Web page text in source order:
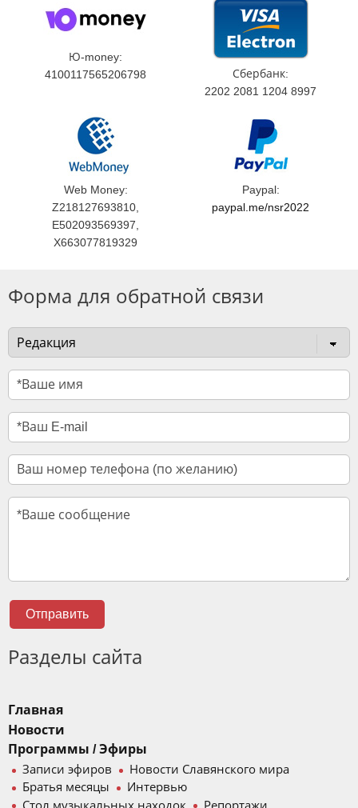
Ю-money:
4100117565206798
Сбербанк:
2202 2081 1204 8997
Web Money:
Z218127693810,
E502093569397,
X663077819329
Paypal:
paypal.me/nsr2022
Форма для обратной связи
Отправить
Разделы сайта
Главная
Новости
Программы / Эфиры
Записи эфиров
Новости Славянского мира
Братья месяцы
Интервью
Стол музыкальных находок
Репортажи